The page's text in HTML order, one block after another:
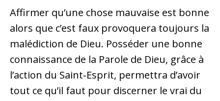
Affirmer qu’une chose mauvaise est bonne
alors que c’est faux provoquera toujours la
malédiction de Dieu. Posséder une bonne
connaissance de la Parole de Dieu, grâce à
l’action du Saint‑Esprit, permettra d’avoir
tout ce qu’il faut pour discerner le vrai du